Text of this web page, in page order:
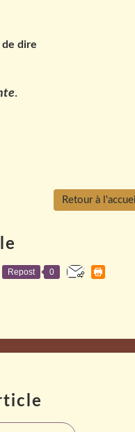
dire
.
Retour à l'accueil
Repost 0